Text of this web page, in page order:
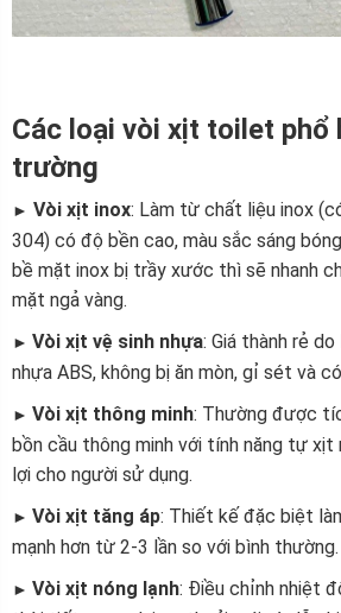
Các loại vòi xịt toilet phổ
trường
► Vòi xịt inox: Làm từ chất liệu inox
304) có độ bền cao, màu sắc sáng
bề mặt inox bị trầy xước thì sẽ nhanh
mặt ngả vàng.
► Vòi xịt vệ sinh nhựa: Giá thành rẻ
nhựa ABS, không bị ăn mòn, gỉ sét và
► Vòi xịt thông minh: Thường được
bồn cầu thông minh với tính năng tự
lợi cho người sử dụng.
► Vòi xịt tăng áp: Thiết kế đặc biệt
mạnh hơn từ 2-3 lần so với bình thường.
► Vòi xịt nóng lạnh: Điều chỉnh nhiệt